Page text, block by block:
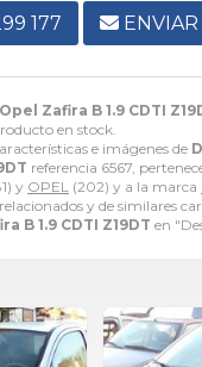
Zafira B 1.9 CDTI
en stock.
e imágenes de
referencia 6567,
y OPEL (202) y a la marca
y de similares
B 1.9 CDTI Z19DT en
177 ENVIAR